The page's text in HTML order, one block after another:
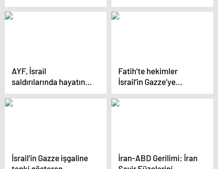
300’e yakın füze ve İHA
ile saldırdılar
Fransuva ile görüştü
AYF, İsrail
saldırılarında hayatını
kaybeden gazetecileri
anmak için 24 saatlik
Fatih’te hekimler
İsrail’in Gazze’ye
yönelik saldırılarını
protesto etti
İsrail’in Gazze işgaline
İran-ABD Gerilimi: İran